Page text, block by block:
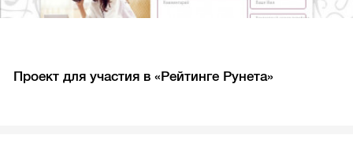
Проект для участия в «Рейтинге Рунета»